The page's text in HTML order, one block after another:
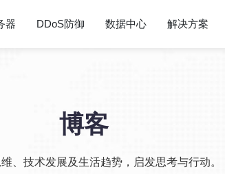
器 DDoS防御 数据中心 解决方案
博客
、技术发展及生活趋势，启发思考与行动。